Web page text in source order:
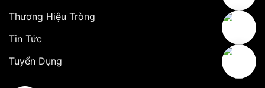
Thương Hiệu Tròng
Tin Tức
Tuyển Dụng